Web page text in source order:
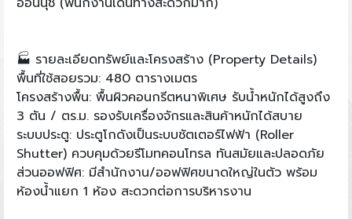
🏭 รายละเอียดทรัพย์และโครงสร้าง (Property Details)
พื้นที่ใช้สอยรวม: 480 ตารางเมตร
โครงสร้างพื้น: พื้นผิวคอนกรีตหนาพิเศษ รับน้ำหนักได้สูงถึง
3 ตัน / ตร.ม. รองรับเครื่องจักรและสินค้าหนักได้สบาย
ระบบประตู: ประตูโกดังเป็นระบบชัตเตอร์ไฟฟ้า (Roller
Shutter) ควบคุมด้วยรีโมทคอนโทรล ทันสมัยและปลอดภัย
ส่วนออฟฟิศ: มีสำนักงาน/ออฟฟิศขนาดใหญ่ในตัว พร้อม
ห้องน้ำแยก 1 ห้อง สะดวกต่อการบริหารงาน